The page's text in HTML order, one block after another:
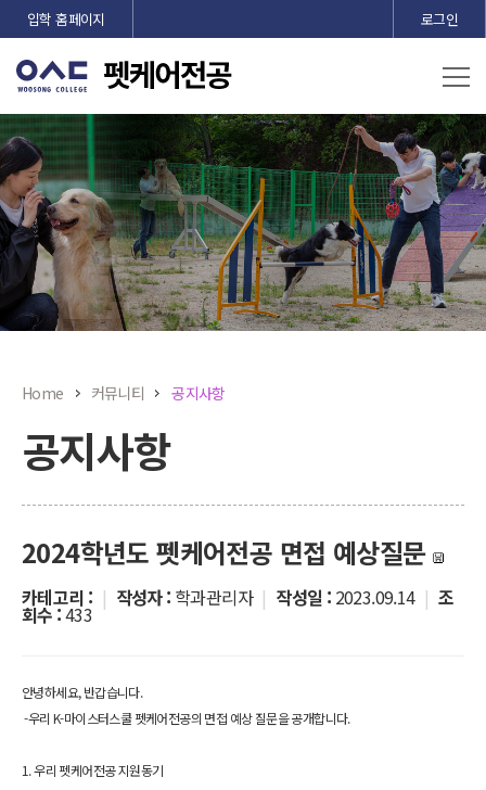
입학 홈페이지 로그인
Home 커뮤니티 공지사항
공지사항
2024학년도 펫케어전공 면접 예상질문
카테고리 : | 작성자 : 학과관리자 | 작성일 : 2023.09.14 | 조
회수 :433
안녕하세요, 반갑습니다.
-우리 K-마이스터스쿨 펫케어전공의 면접 예상 질문을 공개합니다.
1. 우리 펫케어전공 지원동기